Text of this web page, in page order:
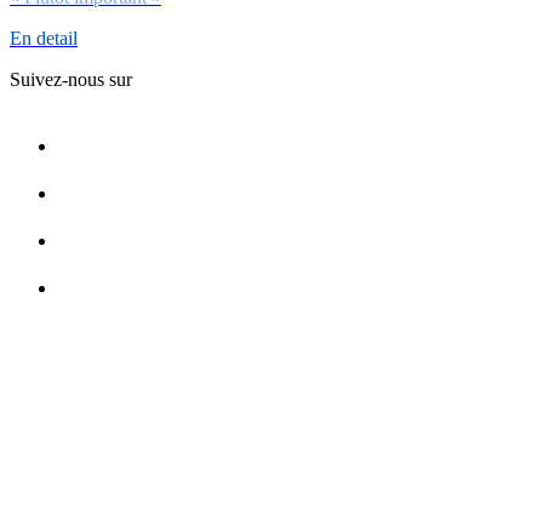
En detail
Suivez-nous sur